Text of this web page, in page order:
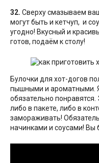
32. Сверху смазываем
могут быть и кетчуп, и
угодно! Вкусный и
готов, подаём к столу!
Булочки для хот-догов
пышными и ароматными.
обязательно понравятся.
либо в пакете, либо в
замораживать!
начинками и соусами! Вы